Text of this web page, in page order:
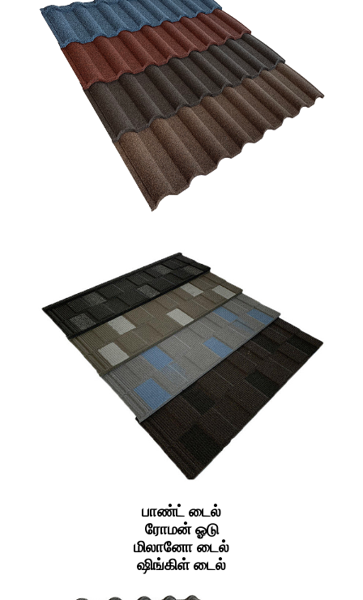
பாண்ட் டைல்
ரோமன் ஓடு
மிலானோ டைல்
ஷிங்கிள் டைல்